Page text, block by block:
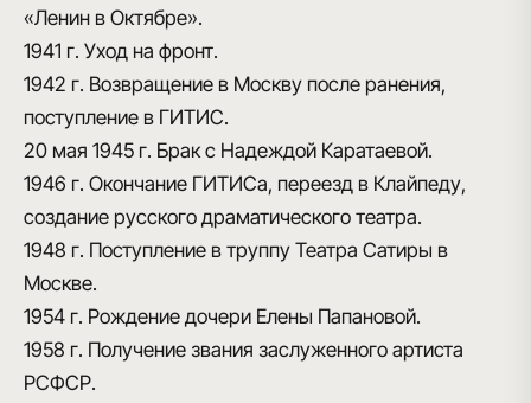
«Ленин в Октябре».
1941 г. Уход на фронт.
1942 г. Возвращение в Москву после ранения,
поступление в ГИТИС.
20 мая 1945 г. Брак с Надеждой Каратаевой.
1946 г. Окончание ГИТИСа, переезд в Клайпеду,
создание русского драматического театра.
1948 г. Поступление в труппу Театра Сатиры в
Москве.
1954 г. Рождение дочери Елены Папановой.
1958 г. Получение звания заслуженного артиста
РСФСР.